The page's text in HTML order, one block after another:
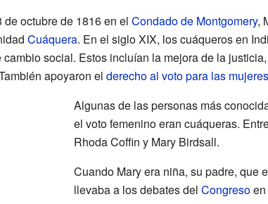
octubre de 1816 en el Condado de Montgomery,
Cuáquera. En el siglo XIX, los cuáqueros en
social. Estos incluían la mejora de la
apoyaron el derecho al voto para las mujeres
Algunas de las personas más
el voto femenino eran cuáqueras.
Rhoda Coffin y Mary Birdsall.
Cuando Mary era niña, su padre, que
llevaba a los debates del Congresoen